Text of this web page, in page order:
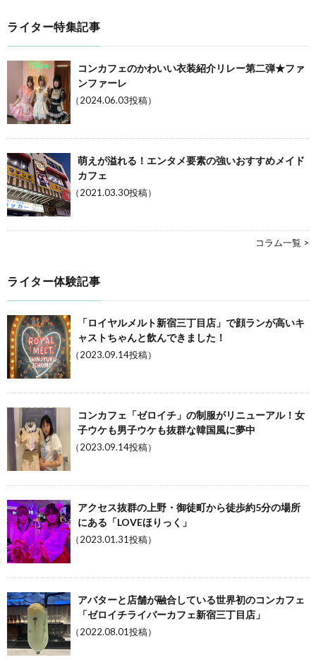
ライター特集記事
コンカフェのかわいい衣装紹介リレー第二弾★ファ
ンファーレ
（2024.06.03投稿）
萌えが溢れる！エンタメ要素の強いおすすめメイド
カフェ
（2021.03.30投稿）
コラム一覧 >
ライター体験記事
「ロイヤルメルト新宿三丁目店」で顔ランが高いキ
ャストちゃんと飲んできました！
（2023.09.14投稿）
コンカフェ「ゼロイチ」の制服がリニューアル！女
子ウケも男子ウケも抜群な韓国風に夢中
（2023.09.14投稿）
アクセス抜群の上野・御徒町から徒歩約5分の場所
にある「LOVEほりっく」
（2023.01.31投稿）
アバターと店舗が融合している世界初のコンカフェ
「ゼロイチライバーカフェ新宿三丁目店」
（2022.08.01投稿）